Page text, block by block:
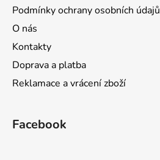
Podmínky ochrany osobních údajů
O nás
Kontakty
Doprava a platba
Reklamace a vrácení zboží
Facebook